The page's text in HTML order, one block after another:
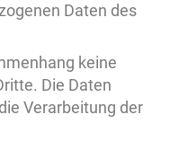
Daten des
keine
Die Daten
Verarbeitung der